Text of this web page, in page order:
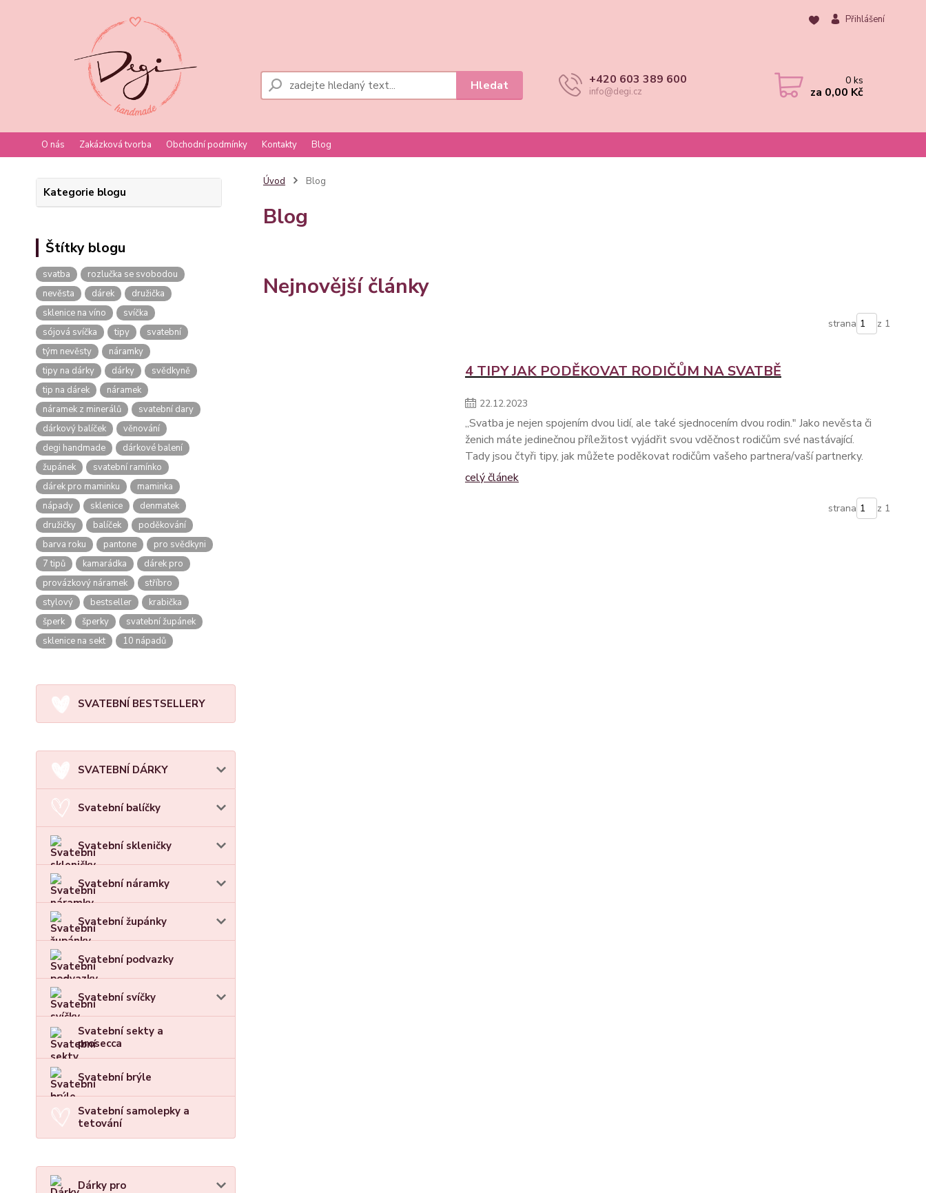
O nás Zakázková tvorba Obchodní podmínky Kontakty Blog
Přihlášení
Hledat +420 603 389 600
info@degi.cz
0ks
za 0,00 Kč
Kategorie blogu
Štítky blogu
svatba
rozlučka se svobodou
nevěsta
dárek
družička
sklenice na víno
svíčka
sójová svíčka
tipy
svatební
tým nevěsty
náramky
tipy na dárky
dárky
svědkyně
tip na dárek
náramek
náramek z minerálů
svatební dary
dárkový balíček
věnování
degi handmade
dárkové balení
župánek
svatební ramínko
dárek pro maminku
maminka
nápady
sklenice
denmatek
družičky
balíček
poděkování
barva roku
pantone
pro svědkyni
7 tipů
kamarádka
dárek pro
provázkový náramek
stříbro
stylový
bestseller
krabička
šperk
šperky
svatební župánek
sklenice na sekt
10 nápadů
SVATEBNÍ BESTSELLERY
SVATEBNÍ DÁRKY
Svatební balíčky
Svatební skleničky
Svatební náramky
Svatební župánky
Svatební podvazky
Svatební svíčky
Svatební sekty a
prosecca
Svatební brýle
Svatební samolepky a
tetování
Dárky pro
Úvod Blog
Blog
Nejnovější články
strana z 1
4 TIPY JAK PODĚKOVAT RODIČŮM NA SVATBĚ
22.12.2023
,,Svatba je nejen spojením dvou lidí, ale také sjednocením dvou rodin." Jako nevěsta či
ženich máte jedinečnou příležitost vyjádřit svou vděčnost rodičům své nastávající.
Tady jsou čtyři tipy, jak můžete poděkovat rodičům vašeho partnera/vaší partnerky.
celý článek
strana z 1